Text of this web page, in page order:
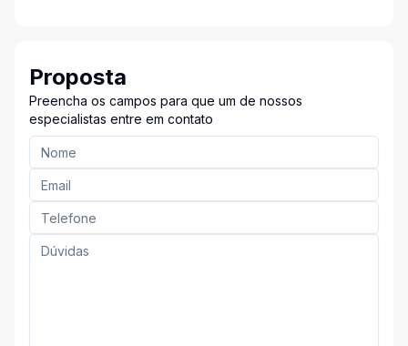
Proposta
Preencha os campos para que um de nossos
especialistas entre em contato